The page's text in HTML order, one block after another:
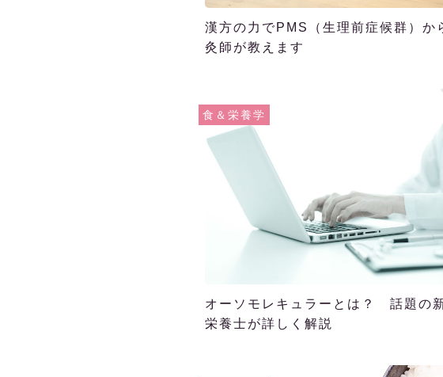
漢方の力でPMS（生理前症候群）
灸師が教えます
食＆栄養学
オーソモレキュラーとは？ 話題の
栄養士が詳しく解説